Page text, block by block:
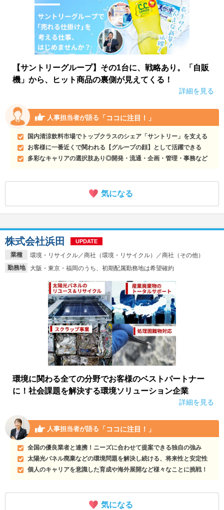
【サントリーグループ】その1台に、戦略あり。「自販
機」から、ヒット商品の裏側が見えてくる！
詳細を見る
人事担当者が語る 「ココに注目！」
国内清涼飲料市場でトップクラスのシェア「サントリー」を支える
お客様に一番近くで関われる【グループの顔】として活躍できる
多彩なキャリアの選択肢あり◎開発・流通・企画・管理・事務など
気になる
業種
環境・リサイクル／商社（環境・リサイクル）／商社（その他）
勤務地
大阪・東京・福岡のうち、初期配属勤務地は希望確約
株式会社浜田 UPDATE
環境に関わる全ての分野でお客様のベストパートナー
に！社会課題を解決する環境ソリューション企業
詳細を見る
人事担当者が語る 「ココに注目！」
全国の優良業者と連携！ニーズに合わせて提案できる独自の強み
太陽光パネル廃棄などの環境問題を解決し続ける、将来性と安定性
個人のキャリアを意識した育成や海外展開など様々なことに挑戦！
気になる